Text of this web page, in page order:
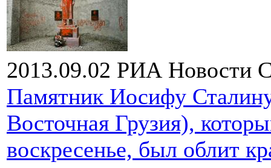
2013.09.02 РИА Новости
Памятник Иосифу
Восточная Грузия),
воскресенье, был облит